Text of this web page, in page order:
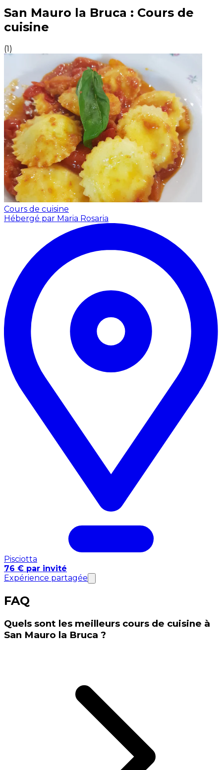
Expériences culinaires inoubliables : Expériences
San Mauro la Bruca : Cours de
cuisine
(1)
Cours de cuisine
Hébergé par Maria Rosaria
Pisciotta
76 € par invité
Expérience partagée
FAQ
Quels sont les meilleurs cours de cuisine à
San Mauro la Bruca ?